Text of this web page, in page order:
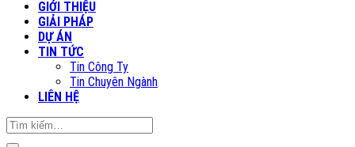
GIỚI THIỆU
GIẢI PHÁP
DỰ ÁN
TIN TỨC
Tin Công Ty
Tin Chuyên Ngành
LIÊN HỆ
Tìm
kiếm: